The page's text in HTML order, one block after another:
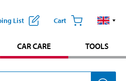
List Cart
CAR CARE TOOLS